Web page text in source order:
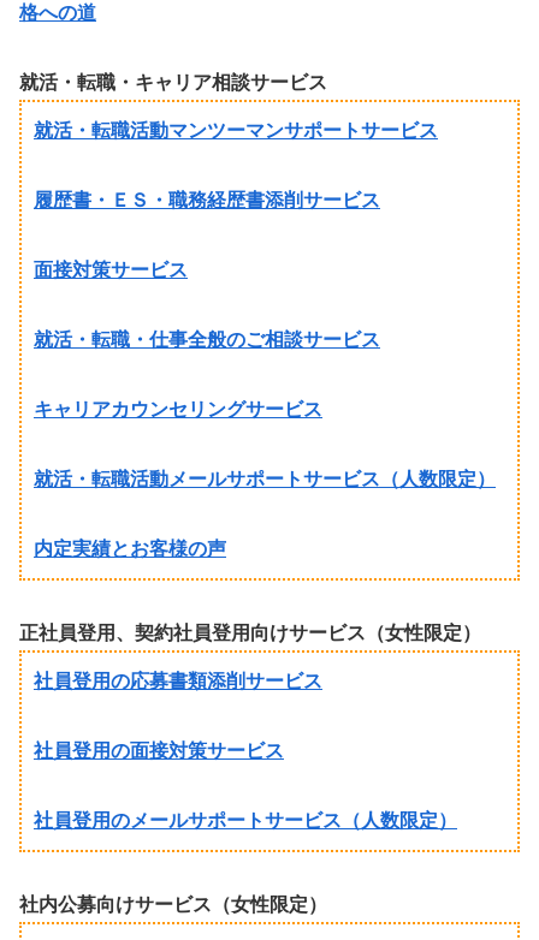
格への道
就活・転職・キャリア相談サービス
就活・転職活動マンツーマンサポートサービス
履歴書・ＥＳ・職務経歴書添削サービス
面接対策サービス
就活・転職・仕事全般のご相談サービス
キャリアカウンセリングサービス
就活・転職活動メールサポートサービス（人数限定）
内定実績とお客様の声
正社員登用、契約社員登用向けサービス（女性限定）
社員登用の応募書類添削サービス
社員登用の面接対策サービス
社員登用のメールサポートサービス（人数限定）
社内公募向けサービス（女性限定）